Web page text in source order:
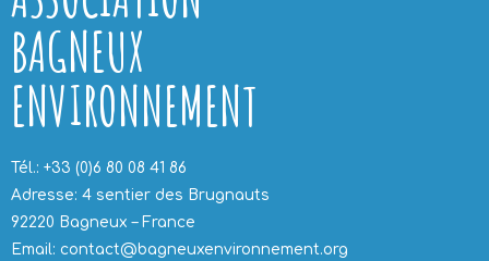
BAGNEUX
ENVIRONNEMENT
Tél.: +33 (0)6 80 08 41 86
Adresse: 4 sentier des Brugnauts
92220 Bagneux – France
Email: contact@bagneuxenvironnement.org